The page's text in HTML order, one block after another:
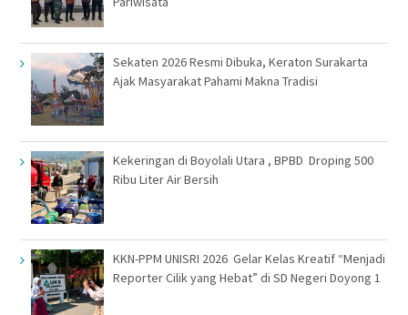
Sekaten 2026 Resmi Dibuka, Keraton Surakarta
Ajak Masyarakat Pahami Makna Tradisi
Kekeringan di Boyolali Utara , BPBD Droping 500
Ribu Liter Air Bersih
KKN-PPM UNISRI 2026 Gelar Kelas Kreatif “Menjadi
Reporter Cilik yang Hebat” di SD Negeri Doyong 1